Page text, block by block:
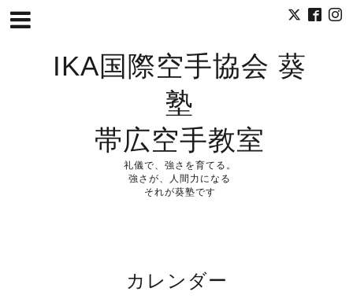
IKA国際空手協会 葵
塾
帯広空手教室
礼儀で、強さを育てる。
強さが、人間力になる
それが葵塾です
カレンダー